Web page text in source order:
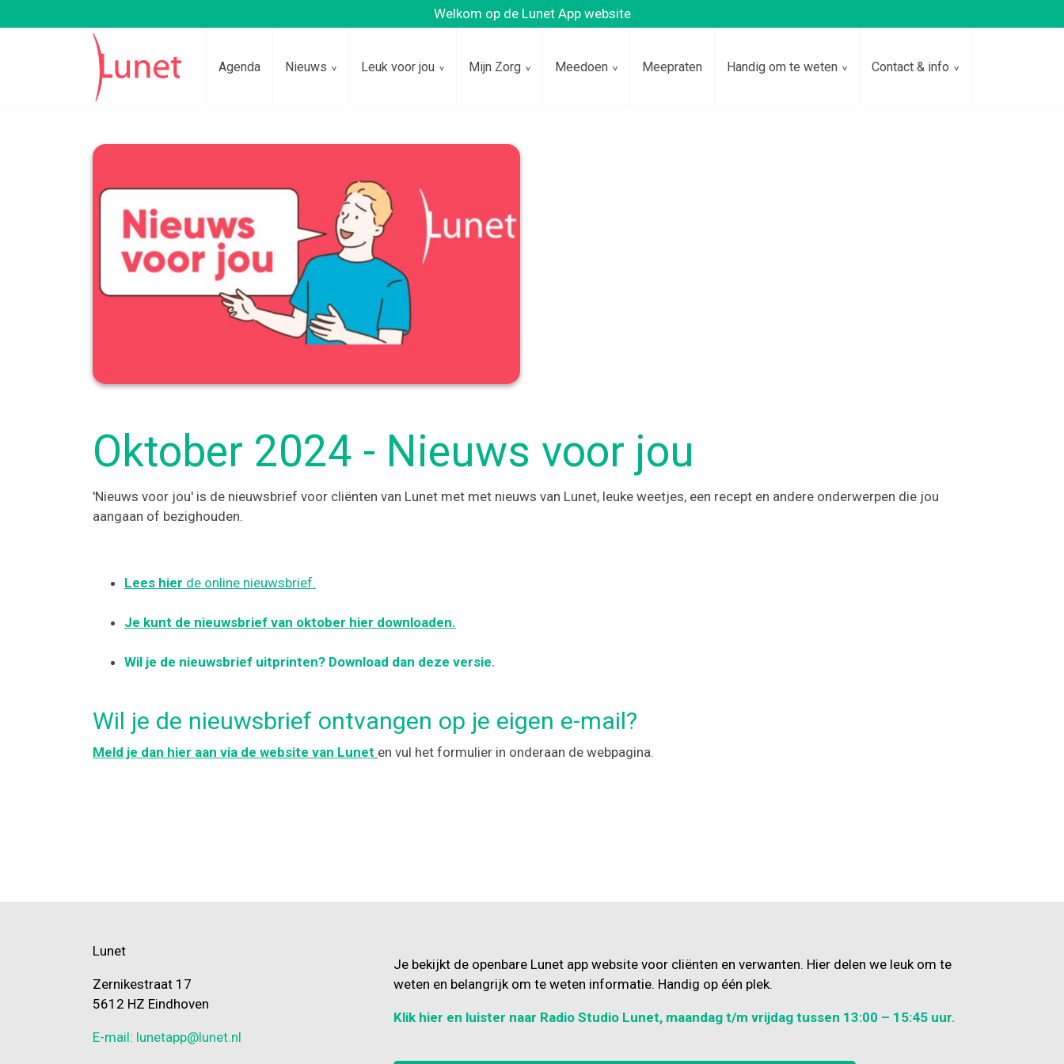
Welkom op de Lunet App website
Agenda Nieuws Leuk voor jou Mijn Zorg Meedoen Meepraten Handig om te weten Contact & info
Lees voor
Oktober 2024 - Nieuws voor jou
'Nieuws voor jou' is de nieuwsbrief voor cliënten van Lunet met met nieuws van Lunet, leuke weetjes, een recept en andere onderwerpen die jou
aangaan of bezighouden.
Lees hier de online nieuwsbrief.
Je kunt de nieuwsbrief van oktober hier downloaden.
Wil je de nieuwsbrief uitprinten? Download dan deze versie.
Wil je de nieuwsbrief ontvangen op je eigen e-mail?
Meld je dan hier aan via de website van Lunet en vul het formulier in onderaan de webpagina.
Lunet
Zernikestraat 17
5612 HZ Eindhoven
E-mail: lunetapp@lunet.nl
Je bekijkt de openbare Lunet app website voor cliënten en verwanten. Hier delen we leuk om te
weten en belangrijk om te weten informatie. Handig op één plek.
Klik hier en luister naar Radio Studio Lunet, maandag t/m vrijdag tussen 13:00 – 15:45 uur.